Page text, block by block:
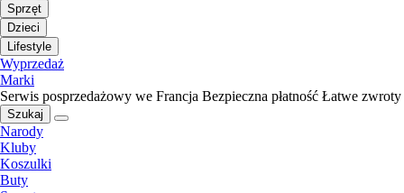
Sprzęt
Dzieci
Lifestyle
Wyprzedaż
Marki
Serwis posprzedażowy we Francja Bezpieczna płatność Łatwe zwroty
Szukaj
Narody
Kluby
Koszulki
Buty